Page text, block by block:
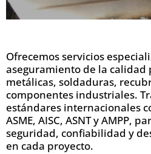
Ofrecemos servicios
aseguramiento de la calidad
metálicas, soldaduras,
componentes industriales.
estándares internacionales
ASME, AISC, ASNT y AMPP,
seguridad, confiabilidad y
en cada proyecto.